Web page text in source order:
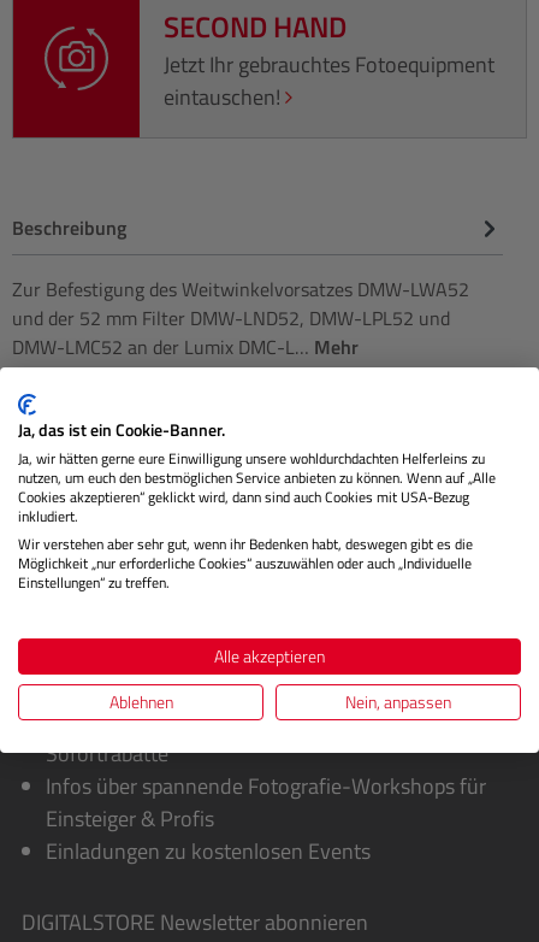
SECOND HAND
Jetzt Ihr gebrauchtes Fotoequipment
eintauschen!
Beschreibung
Zur Befestigung des Weitwinkelvorsatzes DMW-LWA52
und der 52 mm Filter DMW-LND52, DMW-LPL52 und
DMW-LMC52 an der Lumix DMC-L… Mehr
Herstellerinformationen
Bewertungen
Sie erhalten von uns:
Exklusive Sonderaktionen, Cashbacks &
Sofortrabatte
Infos über spannende Fotografie-Workshops für
Einsteiger & Profis
Einladungen zu kostenlosen Events
DIGITALSTORE Newsletter abonnieren
Ja, das ist ein Cookie-Banner.
Ja, wir hätten gerne eure Einwilligung unsere wohldurchdachten Helferleins zu
nutzen, um euch den bestmöglichen Service anbieten zu können. Wenn auf „Alle
Cookies akzeptieren“ geklickt wird, dann sind auch Cookies mit USA-Bezug
inkludiert.
Wir verstehen aber sehr gut, wenn ihr Bedenken habt, deswegen gibt es die
Möglichkeit „nur erforderliche Cookies“ auszuwählen oder auch „Individuelle
Einstellungen“ zu treffen.
Alle akzeptieren
Ablehnen
Nein, anpassen